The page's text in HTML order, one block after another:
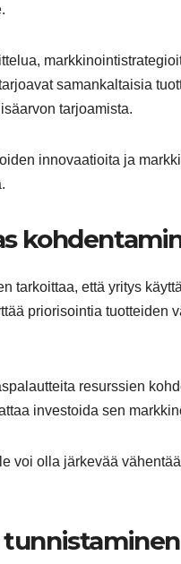
samankaltaisia
tarjoamista.
innovaatioita ja
tarkoittaa, että yritys
priorisointia tuotteiden
resurssien
investoida sen
voi olla järkevää